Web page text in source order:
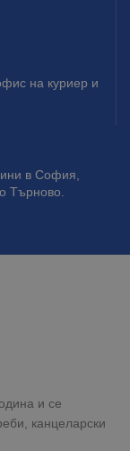
на куриер и
в София,
Търново.
и се
канцеларски